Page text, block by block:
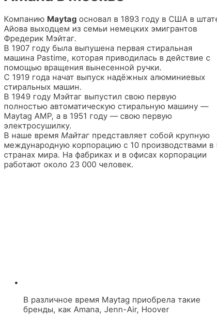
Компанию Maytag основал в 1893 году в США в
Айова выходцем из семьи немецких эмигрантов
Фредерик Мэйтаг.
В 1907 году была выпушена первая стиральная
машина Pastime, которая приводилась в действие с
помощью вращения вынесенной ручки.
С 1919 года начат выпуск надёжных алюминиевых
стиральных машин.
В 1949 году Мэйтаг выпустил свою первую
полностью автоматическую стиральную машину —
Maytag AMP, а в 1951 году — свою первую
электросушилку.
В наше время Майтаг представляет собой крупную
международную корпорацию с 10 производствами в
странах мира. На фабриках и в офисах корпорации
работают около 23 000 человек.
В различное время Maytag приобрела такие
бренды, как Amana, Jenn-Air, Hoover